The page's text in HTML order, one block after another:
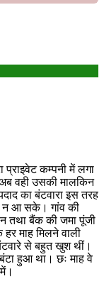
कम्पनी में लगा
वही उसकी मालकिन
का बंटवारा इस तरह
न आ सके। गांव की
तथा बैंक की जमा पूंजी
माह मिलने वाली
से बहुत खुश थीं।
बंटा हुआ था। छः माह वे